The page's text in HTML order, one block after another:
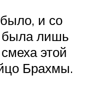
и со
была лишь
этой
Брахмы.